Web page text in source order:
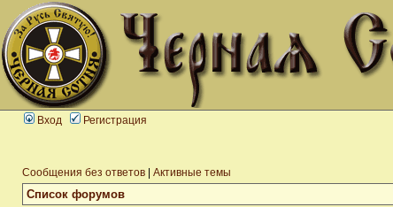
Вход Регистрация
Сообщения без ответов Активные темы
Список форумов